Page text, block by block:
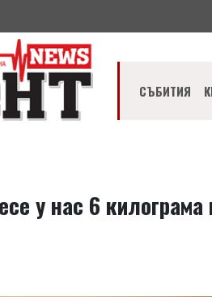
СЪБИТИЯ
у нас 6 килограма